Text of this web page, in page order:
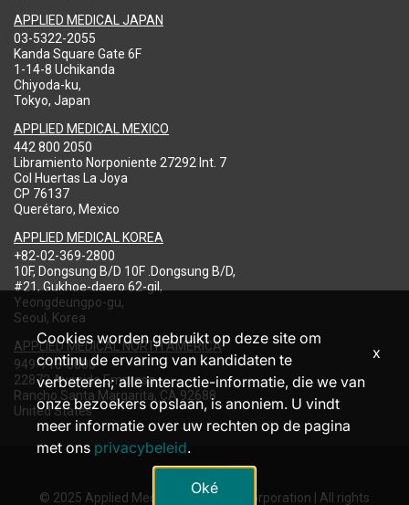
APPLIED MEDICAL JAPAN
03-5322-2055
Kanda Square Gate 6F
1-14-8 Uchikanda
Chiyoda-ku,
Tokyo, Japan
APPLIED MEDICAL MEXICO
442 800 2050
Libramiento Norponiente 27292 Int. 7
Col Huertas La Joya
CP 76137
Querétaro, Mexico
APPLIED MEDICAL KOREA
+82-02-369-2800
10F, Dongsung B/D 10F .Dongsung B/D,
#21, Gukhoe-daero 62-gil,
Yeongdeungpo-gu,
Seoul, Korea
APPLIED MEDICAL NORTH AMERICA
949-713-8000
22872 Avenida Empresa
Rancho Santa Margarita, CA 92688
United States
© 2025 Applied Medical Resources Corporation | All rights
Cookies worden gebruikt op deze site om
continu de ervaring van kandidaten te
verbeteren; alle interactie-informatie, die we van
onze bezoekers opslaan, is anoniem. U vindt
meer informatie over uw rechten op de pagina
met ons privacybeleid.
Oké
x